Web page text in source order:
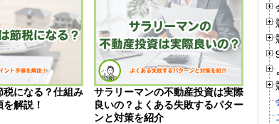
税になる？仕組み
解説！
サラリーマンの不動産投資は実際
良いの？よくある失敗するパター
ンと対策を紹介
不
理